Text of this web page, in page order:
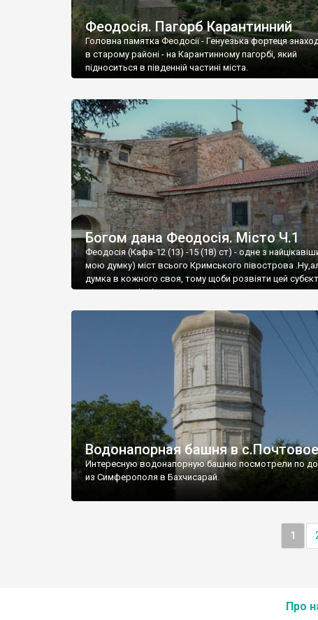
Феодосія. Пагорб Карантинний
Головна памятка Феодосії - Генуезька фортеця
в старому районі - на Карантинному пагорбі, який
підноситься в південній частині міста.
Богом дана Феодосія. Місто Ч.1
Феодосія (Кафа-12 (13) -15 (18) ст) - одне з
мою думку) міст всього Кримського півострова
думка в кожного своя, тому щоби розвіяти цей
запрошую відвідати це
Водонапорная башня в с.Почтовое
Интересную водонапорную башню посмотрели по
из Симферополя в Бахчисарай.
1
Про